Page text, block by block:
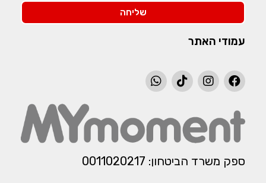
שליחה
עמודי האתר
ספק משרד הביטחון: 0011020217​​